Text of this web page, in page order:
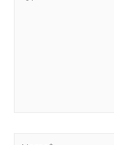
here..